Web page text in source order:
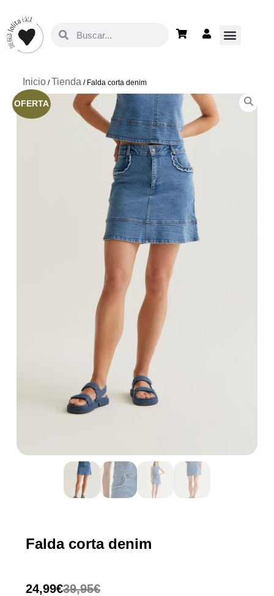
Inicio/Tienda / Falda corta denim
OFERTA
Falda corta denim
39,95€
24,99€